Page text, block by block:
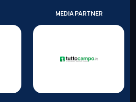
MEDIA PARTNER